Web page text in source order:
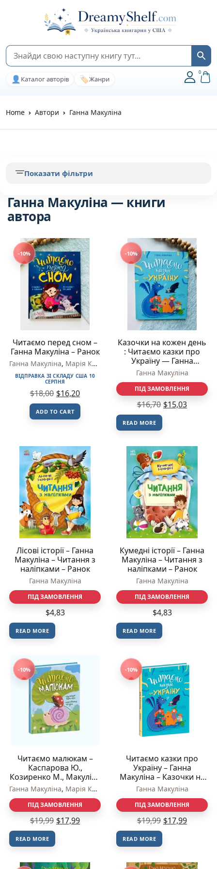
👤 Каталог авторів 🏷️Жанри
0
Home Автори Ганна Макуліна
Ганна Макуліна — книги
автора
-10%
Читаємо перед сном –
Ганна Макуліна – Ранок
Ганна Макуліна, Марія Козиренко Юлія Каспарова
ВІДПРАВКА ЗІ СКЛАДУ США 10
СЕРПНЯ
$18,00 $16,20
ADD TO CART
-10%
Казочки на кожен день
: Читаємо казки про
Україну — Ганна
Макуліна
Ганна Макуліна
ПІД ЗАМОВЛЕННЯ
$16,70 $15,03
READ MORE
Лісові історії – Ганна
Макуліна – Читання з
наліпками – Ранок
Ганна Макуліна
ПІД ЗАМОВЛЕННЯ
$4,83
READ MORE
Кумедні історії – Ганна
Макуліна – Читання з
наліпками – Ранок
Ганна Макуліна
ПІД ЗАМОВЛЕННЯ
$4,83
READ MORE
-10%
Читаємо малюкам –
Каспарова Ю.,
Козиренко М., Макуліна
Г., Трофимова К., Юліта
Ран – Казочки на кожен
день – Ранок
Ганна Макуліна, Марія Козиренко Трофимова К.,Юліта Ран
ПІД ЗАМОВЛЕННЯ
$19,99 $17,99
READ MORE
-10%
Читаємо казки про
Україну – Ганна
Макуліна – Казочки на
кожен день – Ранок
Ганна Макуліна
ПІД ЗАМОВЛЕННЯ
$19,99 $17,99
READ MORE
Показати фільтри